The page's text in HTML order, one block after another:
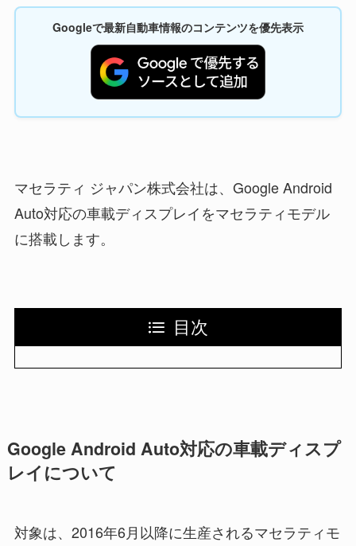
Googleで最新自動車情報のコンテンツを優先表示
マセラティ ジャパン株式会社は、Google Android
Auto対応の車載ディスプレイをマセラティモデル
に搭載します。
目次
Google Android Auto対応の車載ディスプ
レイについて
対象は、2016年6月以降に生産されるマセラティモ